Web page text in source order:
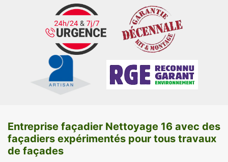
Entreprise façadier Nettoyage 16 avec des
façadiers expérimentés pour tous travaux
de façades